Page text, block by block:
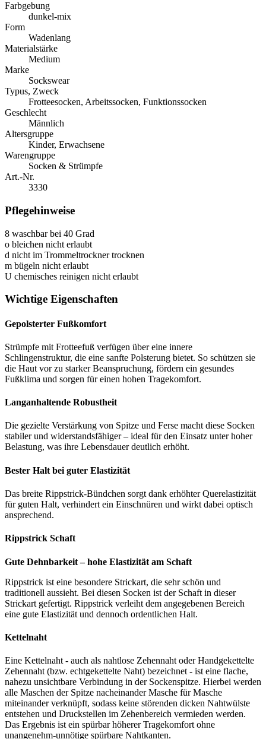
Farbgebung
dunkel-mix
Form
Wadenlang
Materialstärke
Medium
Marke
Sockswear
Typus, Zweck
Frotteesocken, Arbeitssocken, Funktionssocken
Geschlecht
Männlich
Altersgruppe
Kinder, Erwachsene
Warengruppe
Socken & Strümpfe
Art.-Nr.
3330
Pflegehinweise
8 waschbar bei 40 Grad
o bleichen nicht erlaubt
d nicht im Trommeltrockner trocknen
m bügeln nicht erlaubt
U chemisches reinigen nicht erlaubt
Wichtige Eigenschaften
Gepolsterter Fußkomfort
Strümpfe mit Frotteefuß verfügen über eine innere
Schlingenstruktur, die eine sanfte Polsterung bietet. So schützen sie
die Haut vor zu starker Beanspruchung, fördern ein gesundes
Fußklima und sorgen für einen hohen Tragekomfort.
Langanhaltende Robustheit
Die gezielte Verstärkung von Spitze und Ferse macht diese Socken
stabiler und widerstandsfähiger – ideal für den Einsatz unter hoher
Belastung, was ihre Lebensdauer deutlich erhöht.
Bester Halt bei guter Elastizität
Das breite Rippstrick-Bündchen sorgt dank erhöhter Querelastizität
für guten Halt, verhindert ein Einschnüren und wirkt dabei optisch
ansprechend.
Rippstrick Schaft
Gute Dehnbarkeit – hohe Elastizität am Schaft
Rippstrick ist eine besondere Strickart, die sehr schön und
traditionell aussieht. Bei diesen Socken ist der Schaft in dieser
Strickart gefertigt. Rippstrick verleiht dem angegebenen Bereich
eine gute Elastizität und dennoch ordentlichen Halt.
Kettelnaht
Eine Kettelnaht - auch als nahtlose Zehennaht oder Handgekettelte
Zehennaht (bzw. echtgekettelte Naht) bezeichnet - ist eine flache,
nahezu unsichtbare Verbindung in der Sockenspitze. Hierbei werden
alle Maschen der Spitze nacheinander Masche für Masche
miteinander verknüpft, sodass keine störenden dicken Nahtwülste
entstehen und Druckstellen im Zehenbereich vermieden werden.
Das Ergebnis ist ein spürbar höherer Tragekomfort ohne
unangenehm-unnötige spürbare Nahtkanten.